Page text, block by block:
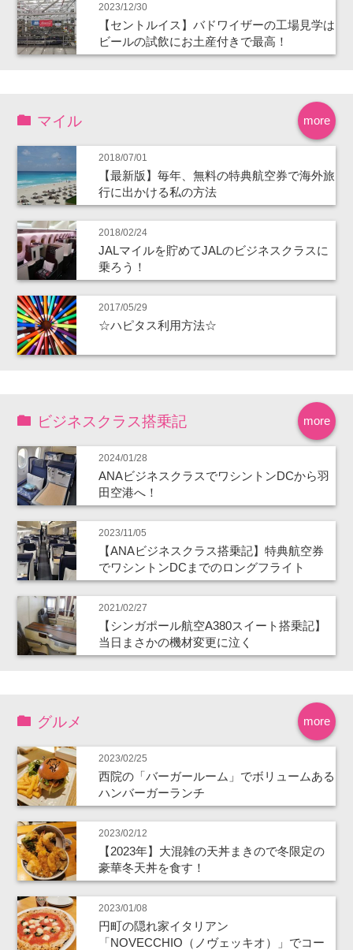
2023/12/30
【セントルイス】バドワイザーの工場見学は
ビールの試飲にお土産付きで最高！
more
マイル
2018/07/01
【最新版】毎年、無料の特典航空券で海外旅
行に出かける私の方法
2018/02/24
JALマイルを貯めてJALのビジネスクラスに
乗ろう！
2017/05/29
☆ハピタス利用方法☆
more
ビジネスクラス搭乗記
2024/01/28
ANAビジネスクラスでワシントンDCから羽
田空港へ！
2023/11/05
【ANAビジネスクラス搭乗記】特典航空券
でワシントンDCまでのロングフライト
2021/02/27
【シンガポール航空A380スイート搭乗記】
当日まさかの機材変更に泣く
more
グルメ
2023/02/25
西院の「バーガールーム」でボリュームある
ハンバーガーランチ
2023/02/12
【2023年】大混雑の天丼まきので冬限定の
豪華冬天丼を食す！
2023/01/08
円町の隠れ家イタリアン
「NOVECCHIO（ノヴェッキオ）」でコー